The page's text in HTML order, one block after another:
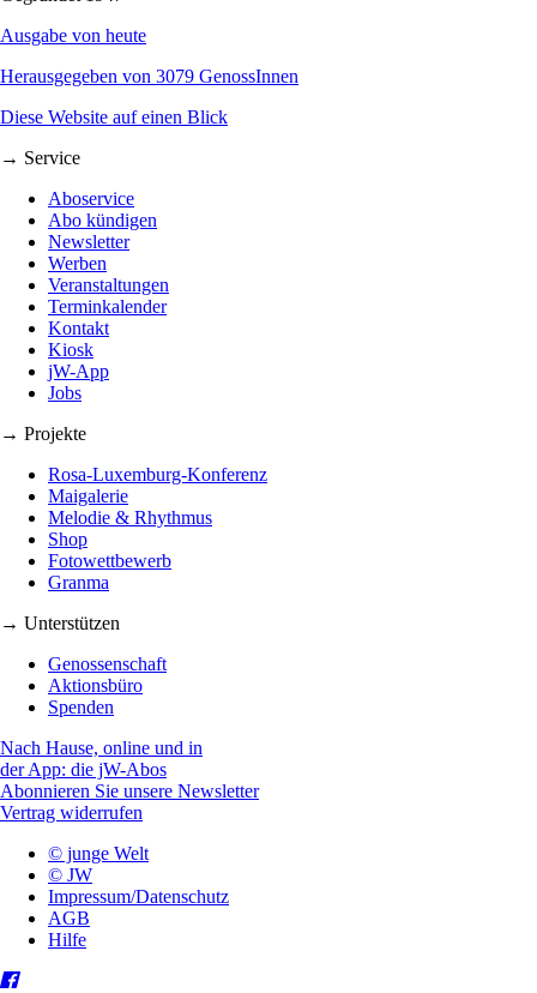
Ausgabe von heute
Herausgegeben von 3079 GenossInnen
Diese Website auf einen Blick
→ Service
Aboservice
Abo kündigen
Newsletter
Werben
Veranstaltungen
Terminkalender
Kontakt
Kiosk
jW-App
Jobs
→ Projekte
Rosa-Luxemburg-Konferenz
Maigalerie
Melodie & Rhythmus
Shop
Fotowettbewerb
Granma
→ Unterstützen
Genossenschaft
Aktionsbüro
Spenden
Nach Hause, online und in
der App: die jW-Abos
Abonnieren Sie unsere Newsletter
Vertrag widerrufen
© junge Welt
© JW
Impressum/Datenschutz
AGB
Hilfe